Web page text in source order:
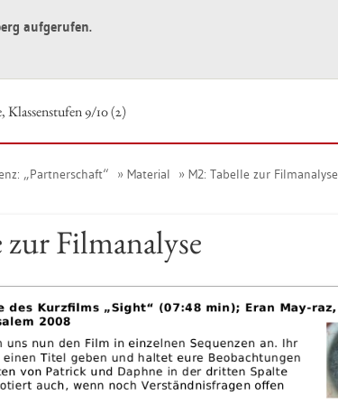
auf­ge­ru­fen.
Klas­sen­stu­fen 9/10 (2)
„Part­ner­schaft“ Ma­te­ri­al M2: Ta­bel­le zur Film­ana­ly­se
Film­ana­ly­se